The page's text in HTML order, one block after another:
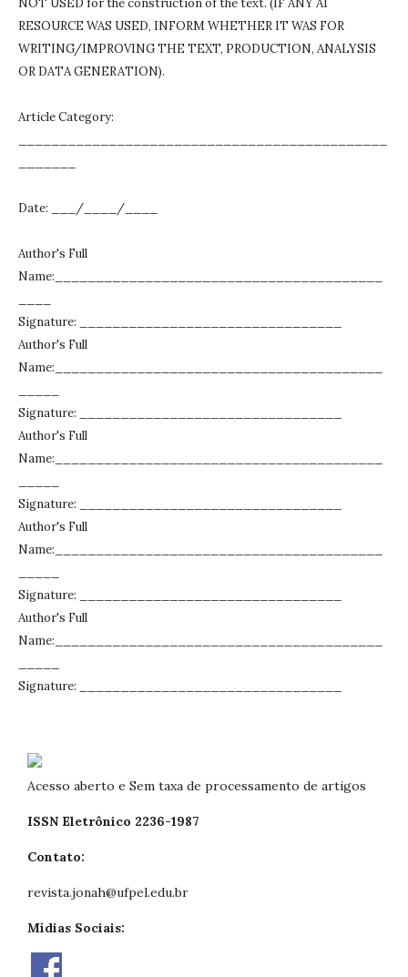
NOT USED for the construction of the text. (IF ANY AI
RESOURCE WAS USED, INFORM WHETHER IT WAS FOR
WRITING/IMPROVING THE TEXT, PRODUCTION, ANALYSIS
OR DATA GENERATION).
Article Category:
Date: ___/____/____
Author's Full
Name:________________________________________
Signature: ________________________________
Author's Full
Name:________________________________________
Signature: ________________________________
Author's Full
Name:________________________________________
Signature: ________________________________
Author's Full
Name:________________________________________
Signature: ________________________________
Author's Full
Name:________________________________________
Signature: ________________________________
Acesso aberto e Sem taxa de processamento de artigos
ISSN Eletrônico 2236-1987
Contato:
revista.jonah@ufpel.edu.br
Mídias Sociais: